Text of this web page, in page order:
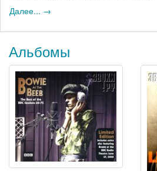
Далее... →
Альбомы